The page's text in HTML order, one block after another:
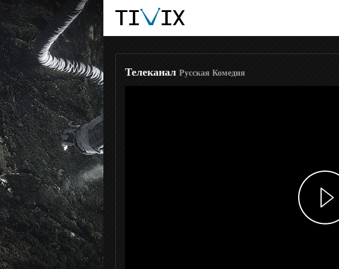
Телеканал Русская Комедия
Киносвидание